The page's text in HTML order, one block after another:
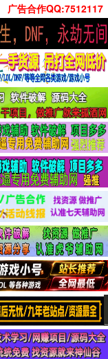
广告合作QQ:7512117